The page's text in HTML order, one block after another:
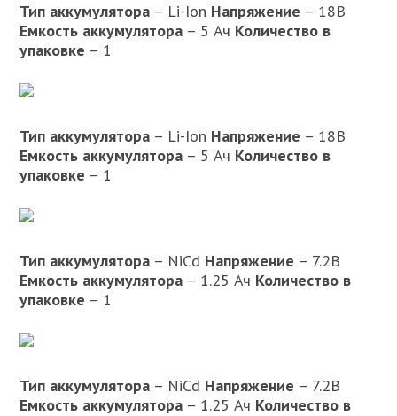
Тип аккумулятора – Li-Ion Напряжение – 18В
Емкость аккумулятора – 5 Ач Количество в
упаковке – 1
Тип аккумулятора – Li-Ion Напряжение – 18В
Емкость аккумулятора – 5 Ач Количество в
упаковке – 1
Тип аккумулятора – NiCd Напряжение – 7.2В
Емкость аккумулятора – 1.25 Ач Количество в
упаковке – 1
Тип аккумулятора – NiCd Напряжение – 7.2В
Емкость аккумулятора – 1.25 Ач Количество в